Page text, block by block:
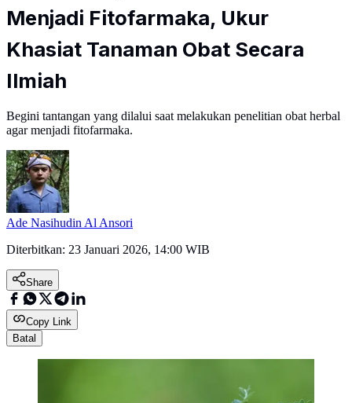
Menjadi Fitofarmaka, Ukur
Khasiat Tanaman Obat Secara
Ilmiah
Begini tantangan yang dilalui saat melakukan penelitian obat herbal
agar menjadi fitofarmaka.
Ade Nasihudin Al Ansori
Diterbitkan: 23 Januari 2026, 14:00 WIB
Share
Copy Link
Batal